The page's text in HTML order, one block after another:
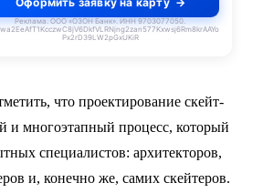
Реклама. ООО «ОЗОН Банк». ИНН 9703077050.
Px2rD39LW2pGxUKiR
что проектирование скейт-
и многоэтапный процесс, который
специалистов: архитекторов,
и, конечно же, самих скейтеров.